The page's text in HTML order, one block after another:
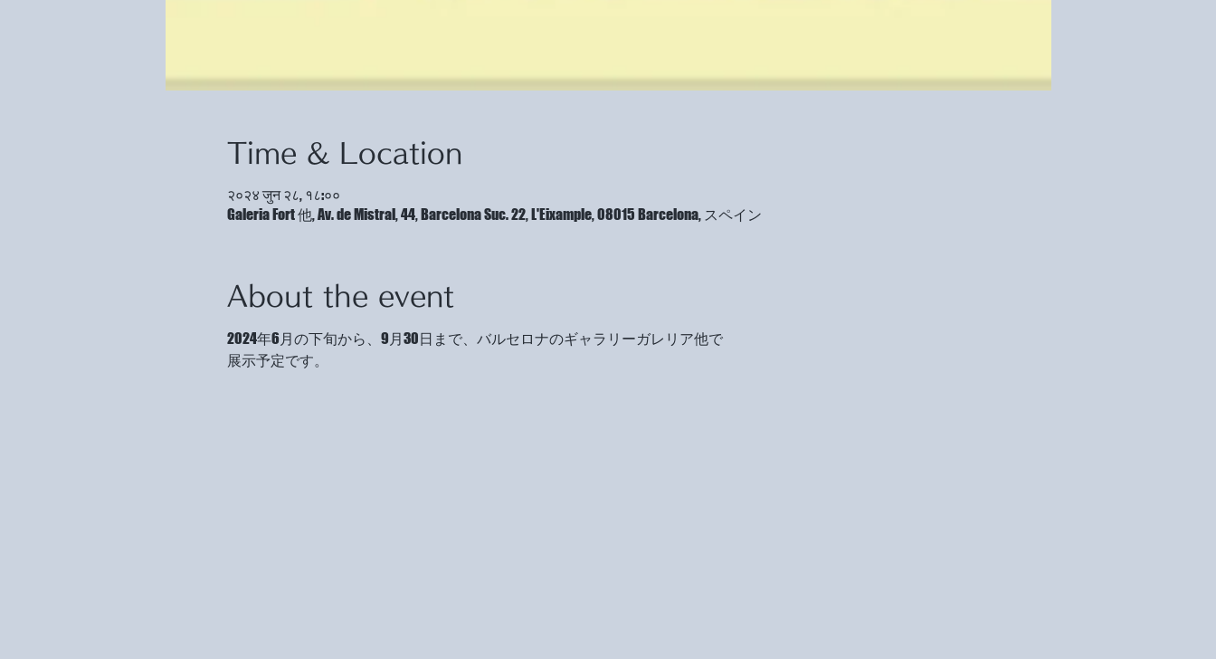
Time & Location
२०२४ जुन २८, १८:००
Galeria Fort 他, Av. de Mistral, 44, Barcelona Suc. 22, L'Eixample, 08015 Barcelona, スペイン
About the event
2024年6月の下旬から、9月30日まで、バルセロナのギャラリーガレリア他で
展示予定です。